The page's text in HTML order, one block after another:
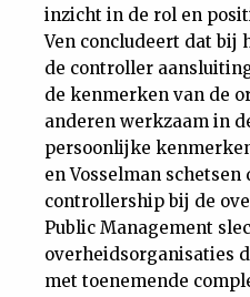
inzicht in de rol en
Ven concludeert dat bij
de controller
de kenmerken van de
anderen werkzaam in
persoonlijke
en Vosselman
controllership bij de
Public Management
overheidsorganisaties
met toenemende